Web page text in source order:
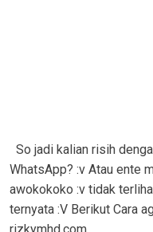
So jadi kalian risih
WhatsApp? :v Atau ente
awokokoko :v tidak
ternyata :V Berikut Cara